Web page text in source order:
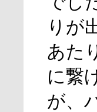
りが
あた
に繋
が、